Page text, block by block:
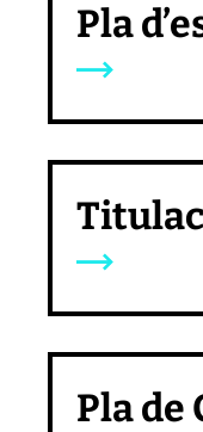
Pla
Pla de